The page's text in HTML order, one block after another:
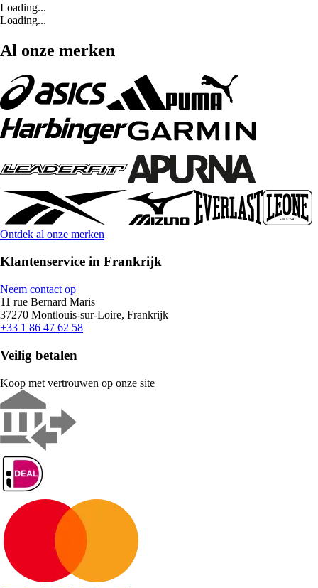
Loading...
Loading...
Al onze merken
Ontdek al onze merken
Klantenservice in Frankrijk
Neem contact op
11 rue Bernard Maris
37270 Montlouis-sur-Loire, Frankrijk
+33 1 86 47 62 58
Veilig betalen
Koop met vertrouwen op onze site